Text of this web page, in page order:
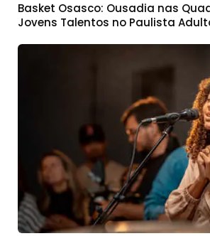
Basket Osasco: Ousadia nas
Jovens Talentos no Paulista